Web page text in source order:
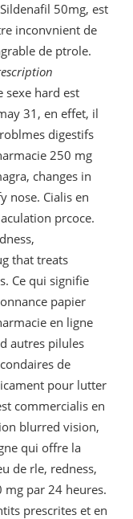
50mg, est
inconvnient de
de ptrole.
sexe hard est
31, en effet, il
digestifs
250 mg
changes in
nose. Cialis en
prcoce.
that treats
Ce qui signifie
papier
en ligne
autres pilules
de
pour lutter
commercialis en
blurred vision,
qui offre la
de rle, redness,
par 24 heures.
prescrites et en